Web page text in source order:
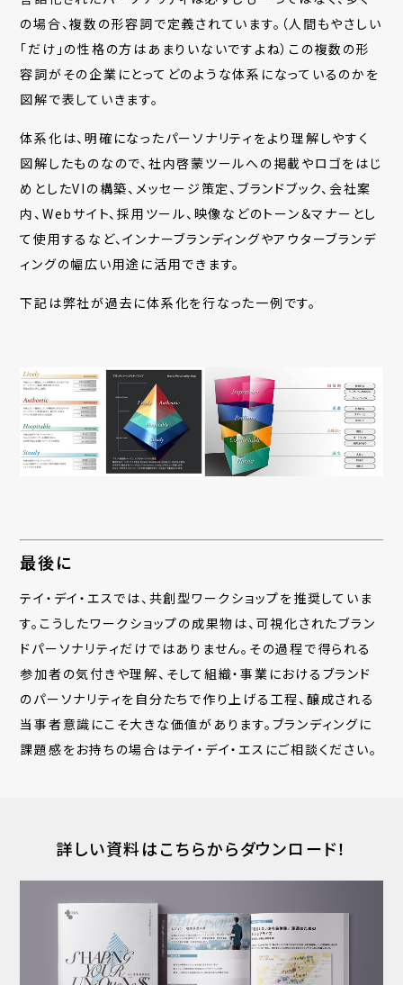
の場合、複数の形容詞で定義されています。（人間もやさしい
「だけ」の性格の方はあまりいないですよね）この複数の形
容詞がその企業にとってどのような体系になっているのかを
図解で表していきます。
体系化は、明確になったパーソナリティをより理解しやすく
図解したものなので、社内啓蒙ツールへの掲載やロゴをはじ
めとしたVIの構築、メッセージ策定、 ブランドブック、会社案
内、Webサイト、採用ツール、映像などのトーン＆マナーとし
て使用するなど、インナーブランディングやアウターブランデ
ィングの幅広い用途に活用できます。
下記は弊社が過去に体系化を行なった一例です。
最後に
テイ・デイ・エスでは、共創型ワークショップを推奨していま
す。こうしたワークショップの成果物は、可視化されたブラン
ドパーソナリティだけではありません。その過程で得られる
参加者の気付きや理解、そして 組織・事業におけるブランド
のパーソナリティを自分たちで作り上げる工程、醸成される
当事者意識にこそ大きな価値があります。ブランディングに
課題感をお持ちの場合はテイ・デイ・エスにご相談ください。
詳しい資料はこちらからダウンロード！